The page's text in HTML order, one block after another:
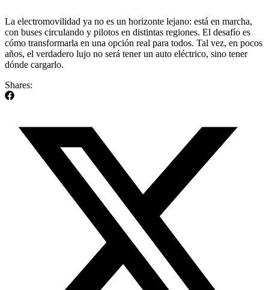
La electromovilidad ya no es un horizonte lejano: está en marcha,
con buses circulando y pilotos en distintas regiones. El desafío es
cómo transformarla en una opción real para todos. Tal vez, en pocos
años, el verdadero lujo no será tener un auto eléctrico, sino tener
dónde cargarlo.
Shares: